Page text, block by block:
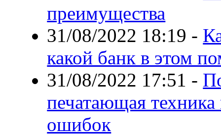
преимущества
31/08/2022 18:19 -
какой банк в этом
31/08/2022 17:51 -
печатающая
ошибок